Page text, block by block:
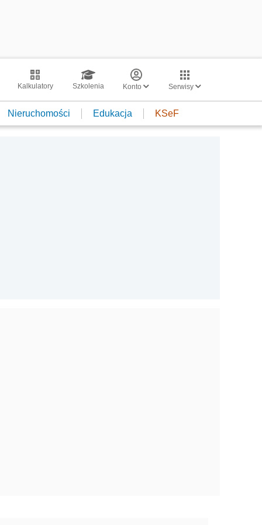
Kalkulatory Szkolenia Konto Serwisy
Nieruchomości Edukacja KSeF